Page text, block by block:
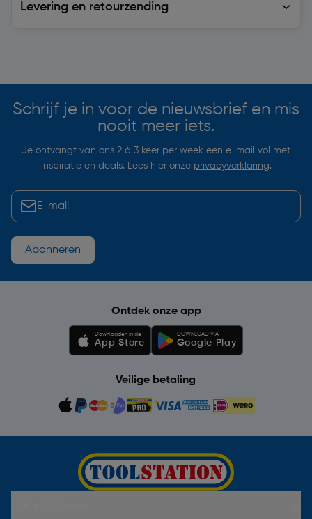
Levering en retourzending
Schrijf je in voor de nieuwsbrief en mis
nooit meer iets.
Je ontvangt van ons 2 à 3 keer per week een e-mail vol met
inspiratie en deals. Lees hier onze privacyverklaring.
Abonneren
Ontdek onze app
Downloaden in de
App Store
DOWNLOAD VIA
Google Play
Veilige betaling